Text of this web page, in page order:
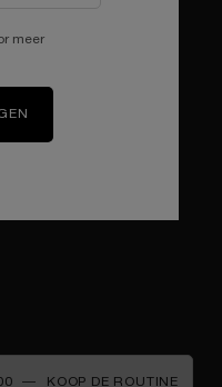
―
KOOP DE ROUTINE
meer